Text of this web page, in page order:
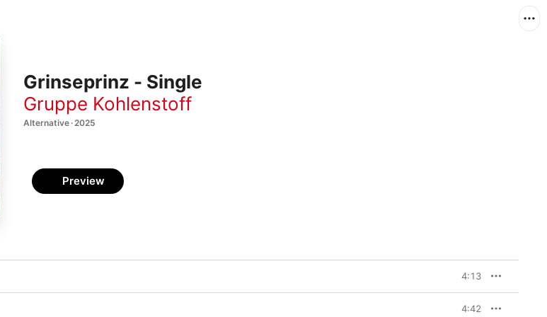
Grinseprinz - Single
Gruppe Kohlenstoff
Alternative · 2025
Preview
4:13
4:42